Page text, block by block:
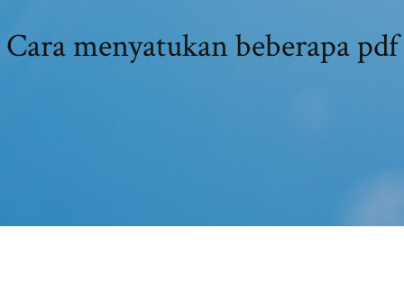
Cara menyatukan beberapa pdf